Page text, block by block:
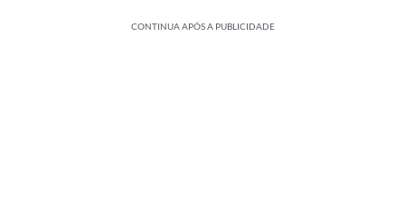
CONTINUA APÓS A PUBLICIDADE